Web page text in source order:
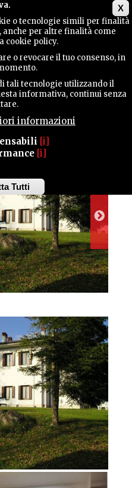
X
o tecnologie simili per finalità
anche per altre finalità come
cookie policy.
o revocare il tuo consenso, in
tali tecnologie utilizzando il
informativa, continui senza
informazioni
[i]
[i]
Tutti
Withdraw
consent
FRIULI